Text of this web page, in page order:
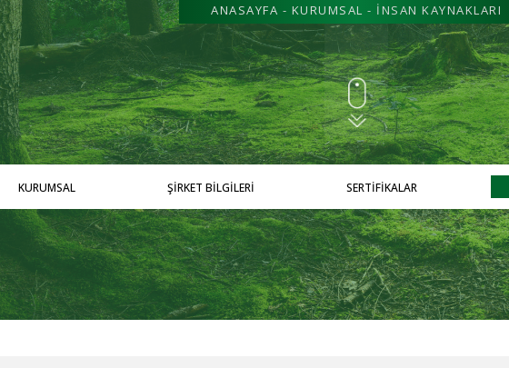
ANASAYFA - KURUMSAL - İNSAN KAYNAKLARI
KURUMSAL ŞIRKET BILGILERI SERTİFİKALAR